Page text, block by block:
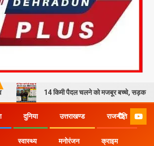
14 किमी पैदल चलने को मजबूर बच्चे, सड़क की मांग वाला
दुनिया उत्तराखण्ड राजनीति
स्वास्थ्य मनोरंजन क्राइम